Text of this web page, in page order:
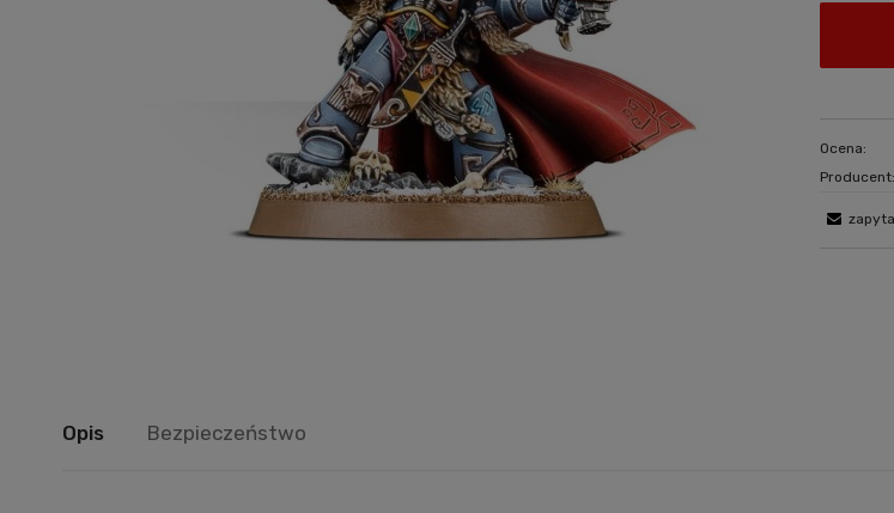
Ocena:
Producent:
Opis Bezpieczeństwo